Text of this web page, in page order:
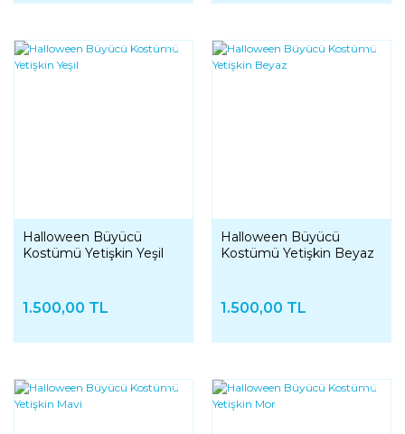
YENI
Halloween Büyücü
Kostümü Yetişkin Yeşil
1.500,00 TL
YENI
Halloween Büyücü
Kostümü Yetişkin Beyaz
1.500,00 TL
YENI YENI